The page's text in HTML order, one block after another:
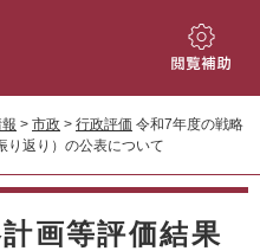
閲
補
> 市政 > 行政評価 令和7年度の戦略
り返り）の公表について
画等評価結果